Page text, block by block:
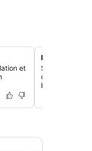
et
Emplacement
Séjourne à
du lac
besoins